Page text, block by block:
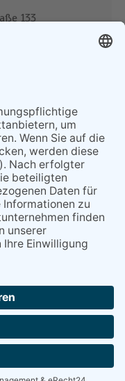
133
0176 6040 8009
0234 9382 6373
werne.de
werne.de